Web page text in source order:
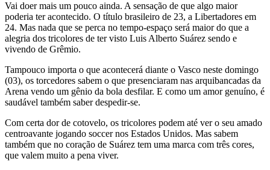
Vai doer mais um pouco ainda. A sensação de que algo maior
poderia ter acontecido. O título brasileiro de 23, a Libertadores em
24. Mas nada que se perca no tempo-espaço será maior do que a
alegria dos tricolores de ter visto Luis Alberto Suárez sendo e
vivendo de Grêmio.
Tampouco importa o que acontecerá diante o Vasco neste domingo
(03), os torcedores sabem o que presenciaram nas arquibancadas da
Arena vendo um gênio da bola desfilar. E como um amor genuíno, é
saudável também saber despedir-se.
Com certa dor de cotovelo, os tricolores podem até ver o seu amado
centroavante jogando soccer nos Estados Unidos. Mas sabem
também que no coração de Suárez tem uma marca com três cores,
que valem muito a pena viver.